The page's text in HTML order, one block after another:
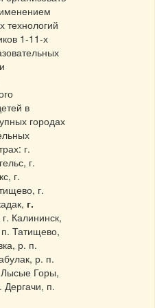
технологий
1-11-х
в
городах
г.
г.
г.
г.
г.
г. Калининск,
п. Татищево,
р. п.
р. п.
Горы,
Дергачи, п.